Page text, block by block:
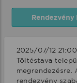
Rendezvény
2025/07/12
Töltéstava
megrendezésre.
rendezvény